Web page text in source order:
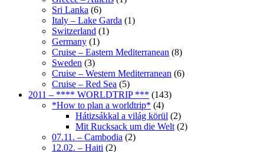
Sri Lanka (6)
Italy – Lake Garda (1)
Switzerland (1)
Germany (1)
Cruise – Eastern Mediterranean (8)
Sweden (3)
Cruise – Western Mediterranean (6)
Cruise – Red Sea (5)
2011 – **** WORLDTRIP *** (143)
*How to plan a worldtrip* (4)
Hátizsákkal a világ körül (2)
Mit Rucksack um die Welt (2)
07.11. – Cambodia (2)
12.02. – Haiti (2)